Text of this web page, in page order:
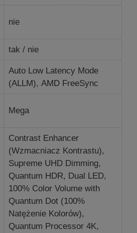
nie
tak / nie
Auto Low Latency Mode
(ALLM), AMD FreeSync
Mega
Contrast Enhancer
(Wzmacniacz Kontrastu),
Supreme UHD Dimming,
Quantum HDR, Dual LED,
100% Color Volume with
Quantum Dot (100%
Natężenie Kolorów),
Quantum Processor 4K,